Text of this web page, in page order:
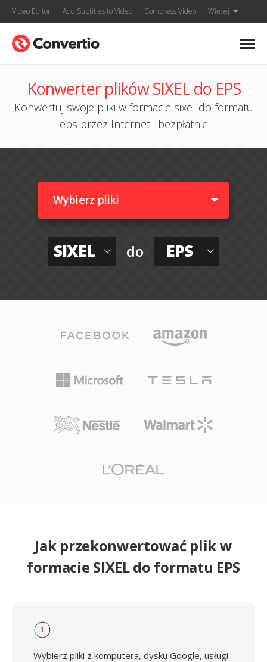
Video Editor Add Subtitles to Video Compress Video Więcej
Konwerter plików SIXEL do EPS
Konwertuj swoje pliki w formacie sixel do formatu
eps przez Internet i bezpłatnie
Wybierz pliki
SIXEL do EPS
Jak przekonwertować plik w
formacie SIXEL do formatu EPS
1
Wybierz pliki z komputera, dysku Google, usługi